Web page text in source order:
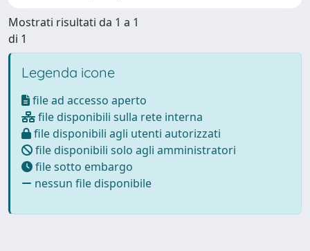
Mostrati risultati da 1 a 1
di 1
Legenda icone
file ad accesso aperto
file disponibili sulla rete interna
file disponibili agli utenti autorizzati
file disponibili solo agli amministratori
file sotto embargo
nessun file disponibile